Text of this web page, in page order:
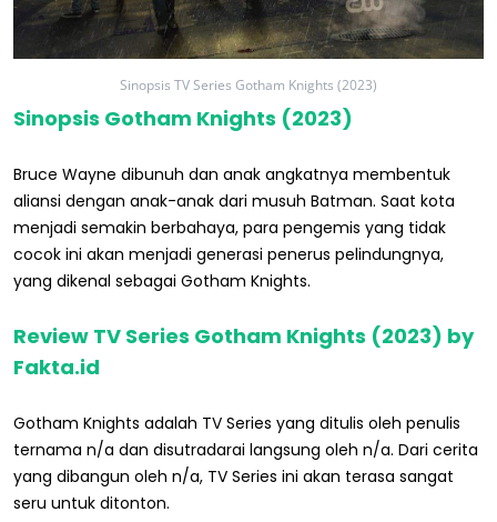
Sinopsis TV Series Gotham Knights (2023)
Sinopsis Gotham Knights (2023)
Bruce Wayne dibunuh dan anak angkatnya membentuk
aliansi dengan anak-anak dari musuh Batman. Saat kota
menjadi semakin berbahaya, para pengemis yang tidak
cocok ini akan menjadi generasi penerus pelindungnya,
yang dikenal sebagai Gotham Knights.
Review TV Series Gotham Knights (2023) by
Fakta.id
Gotham Knights adalah TV Series yang ditulis oleh penulis
ternama n/a dan disutradarai langsung oleh n/a. Dari cerita
yang dibangun oleh n/a, TV Series ini akan terasa sangat
seru untuk ditonton.